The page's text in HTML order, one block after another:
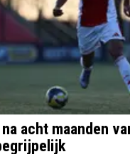
acht maanden